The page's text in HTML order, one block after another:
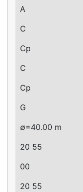
A
C
Cp
C
Cp
G
∅=40.00 m
20 55
00
20 55